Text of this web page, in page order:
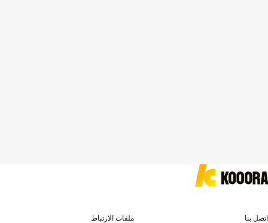
اتصل بنا ملفات الارتباط